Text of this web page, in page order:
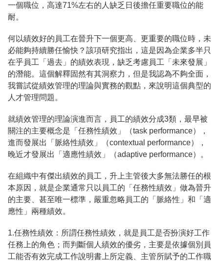
一個職位，高達71%左右的人缺乏日後擔任重要職位的能
耐。
何以績效好的員工在晉升下一個更高、更重要的職位時，未
必能夠持續勝任愉快？該項研究指出，這是因為企業多半只
在乎員工「過去」的績效表現，缺乏考慮員工「未來發展」
的潛能。這個解釋固然有其洞察力，但是我認為不夠全面，
我嘗試從績效管理的理論與實務的觀點，來說明這個典型的
人才管理問題。
就績效管理的理論演進而言，員工的績效分成3類，最早被
關注的主要概念是「任務性績效」（task performance），
進而發展出「脈絡性績效」（contextual performance），
晚近才發展出「適應性績效」（adaptive performance）。
在組織中有傑出績效的員工，升上主管後大多無法勝任的根
本原因，就是企業通常只以員工的「任務性績效」做為晉升
的主要、甚至唯一標準，嚴重忽略員工的「脈絡性」和「適
應性」兩種績效。
1.任務性績效：所謂任務性績效，就是員工是否扮演好工作
任務上的角色；而判斷個人績效的優劣，主要是依據個別員
工能否有效完成工作說明書上所定義、主管所賦予的工作職